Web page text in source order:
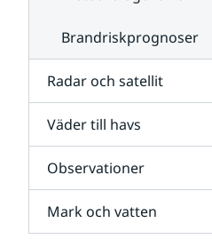
Brandriskprognoser
Radar och satellit
Väder till havs
Observationer
Mark och vatten